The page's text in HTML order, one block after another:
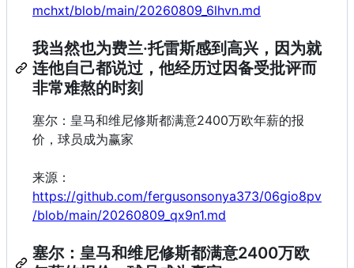
mchxt/blob/main/20260809_6lhvn.md
我当然也为费兰·托雷斯感到高兴，因为就
连他自己都说过，他经历过因备受批评而
非常难熬的时刻
塞尔：皇马和维尼修斯都满意2400万欧年薪的报
价，球员成为赢家
来源：
https://github.com/fergusonsonya373/06gio8pv
/blob/main/20260809_qx9n1.md
塞尔：皇马和维尼修斯都满意2400万欧